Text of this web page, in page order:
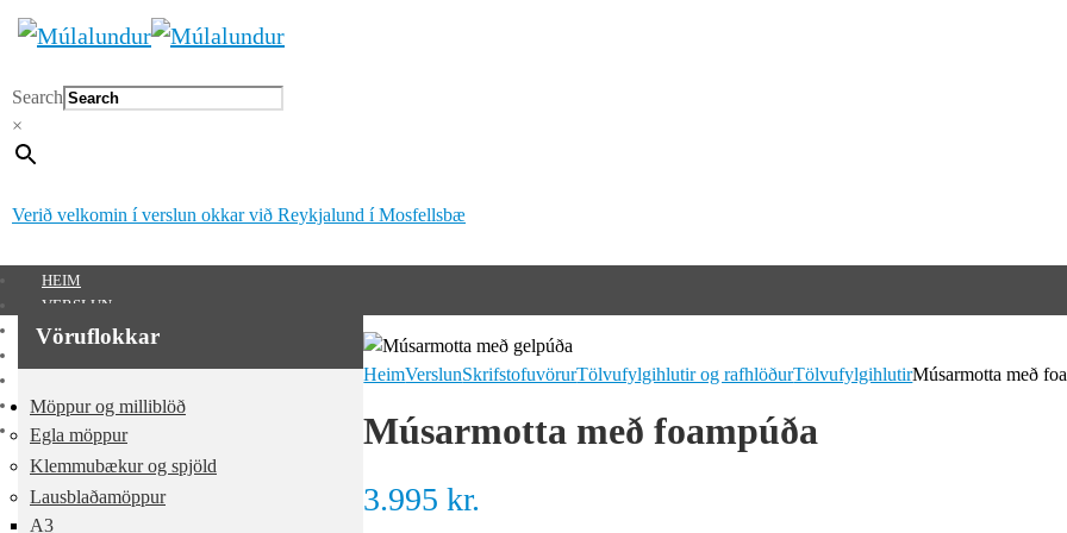
Search
×
Verið velkomin í verslun okkar við Reykjalund í Mosfellsbæ
HEIM
VERSLUN
SÉRUNNAR VÖRUR
HAFA SAMBAND
MITT SVÆÐI
Mitt svæði
0 kr.
HeimVerslunSkrifstofuvörurTölvufylgihlutir og rafhlöðurTölvufylgihlutirMúsarmotta með
Músarmotta með foampúða
3.995kr.
Vöruflokkar
Möppur og milliblöð
Egla möppur
Klemmubækur og spjöld
Lausblaðamöppur
A3